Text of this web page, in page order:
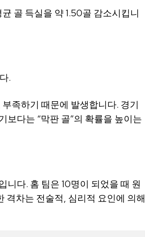
골 득실을 약 1.50골 감소시킵니
.
족하기 때문에 발생합니다. 경기
보다는 “막판 골”의 확률을 높이는
니다. 홈 팀은 10명이 되었을 때 원
격차는 전술적, 심리적 요인에 의해